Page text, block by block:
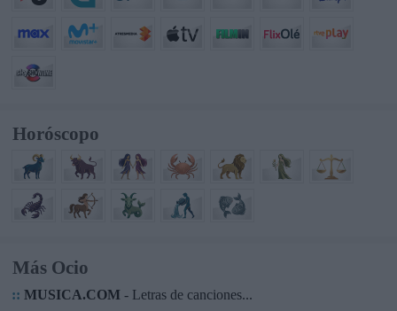
Horóscopo
Más Ocio
:: MUSICA.COM- Letras de canciones...